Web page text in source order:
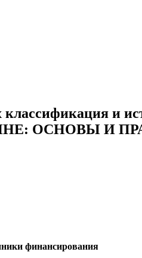
классификация и
ОСНОВЫ И
финансирования